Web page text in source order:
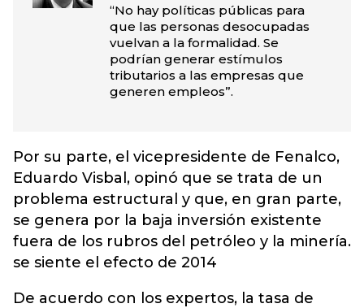
“No hay políticas públicas para
que las personas desocupadas
vuelvan a la formalidad. Se
podrían generar estímulos
tributarios a las empresas que
generen empleos”.
Por su parte, el vicepresidente de Fenalco,
Eduardo Visbal, opinó que se trata de un
problema estructural y que, en gran parte,
se genera por la baja inversión existente
fuera de los rubros del petróleo y la minería.
se siente el efecto de 2014
De acuerdo con los expertos, la tasa de